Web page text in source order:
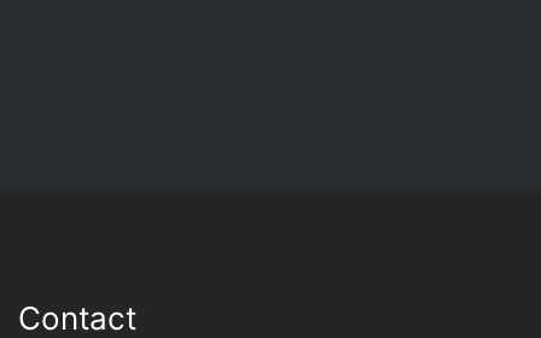
Contact